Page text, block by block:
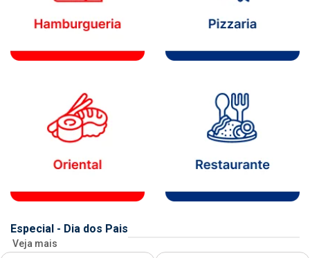
Especial - Dia dos Pais
Veja mais